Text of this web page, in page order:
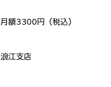
月額3300円（税込）
浪江支店